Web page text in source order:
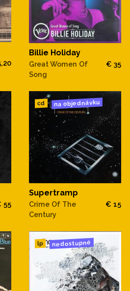
Billie Holiday
Great Women Of
Song
€ 35
55
cd na objednávku
Supertramp
Crime Of The
Century
€ 15
lp nedostupné